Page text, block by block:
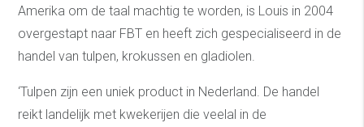
Amerika om de taal machtig te worden, is Louis in 2004
overgestapt naar FBT en heeft zich gespecialiseerd in de
handel van tulpen, krokussen en gladiolen.
‘Tulpen zijn een uniek product in Nederland. De handel
reikt landelijk met kwekerijen die veelal in de